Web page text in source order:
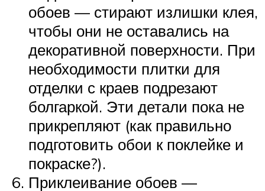
обоев — стирают излишки клея,
чтобы они не оставались на
декоративной поверхности. При
необходимости плитки для
отделки с краев подрезают
болгаркой. Эти детали пока не
прикрепляют (как правильно
подготовить обои к поклейке и
покраске?).
Приклеивание обоев —